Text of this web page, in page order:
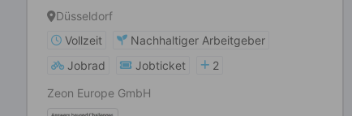
Düsseldorf
Vollzeit
Nachhaltiger Arbeitgeber
Jobrad
Jobticket
2
Zeon Europe GmbH